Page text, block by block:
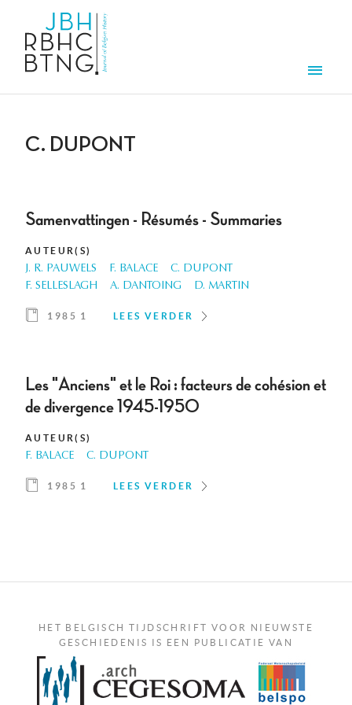
C. DUPONT
Samenvattingen - Résumés - Summaries
AUTEUR(S)
J. R. PAUWELS F. BALACE
C. DUPONT
F. SELLESLAGH
A. DANTOING D. MARTIN
1985 1 LEES VERDER
Les "Anciens" et le Roi : facteurs de cohésion et
de divergence 1945-1950
AUTEUR(S)
F. BALACE C. DUPONT
1985 1 LEES VERDER
HET BELGISCH TIJDSCHRIFT VOOR NIEUWSTE
GESCHIEDENIS IS EEN PUBLICATIE VAN